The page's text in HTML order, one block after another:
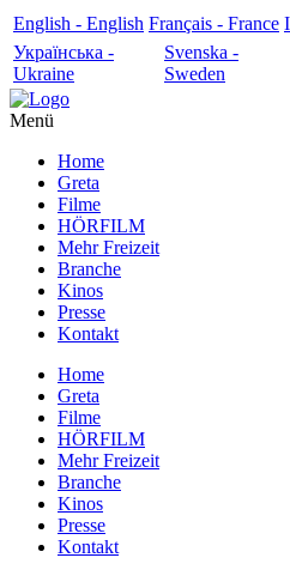
English - English Français - France
Українська -
Ukraine
Svenska -
Sweden
Menü
Home
Greta
Filme
HÖRFILM
Mehr Freizeit
Branche
Kinos
Presse
Kontakt
Home
Greta
Filme
HÖRFILM
Mehr Freizeit
Branche
Kinos
Presse
Kontakt